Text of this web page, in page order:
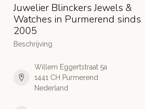
Juwelier Blinckers Jewels &
Watches in Purmerend sinds
2005
Beschrijving
Willem Eggertstraat 5a
1441 CH Purmerend
Nederland